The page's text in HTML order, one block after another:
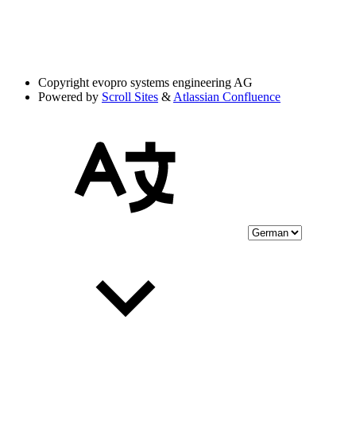
Copyright evopro systems engineering AG
Powered by Scroll Sites & Atlassian Confluence